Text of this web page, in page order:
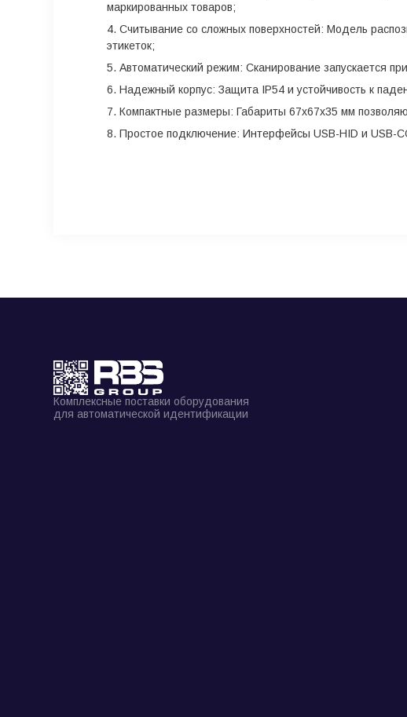
маркированных товаров;
Считывание со сложных поверхностей: Модель
этикеток;
Автоматический режим: Сканирование запускается
Надежный корпус: Защита IP54 и устойчивость к
Компактные размеры: Габариты 67x67x35 мм
Простое подключение: Интерфейсы USB-HID и USB-
Комплексные поставки оборудования
для автоматической идентификации